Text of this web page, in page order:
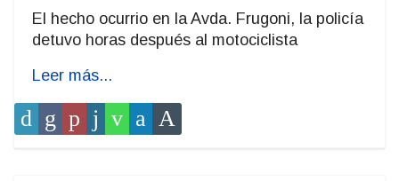
El hecho ocurrio en la Avda. Frugoni, la policía
detuvo horas después al motociclista
Leer más...